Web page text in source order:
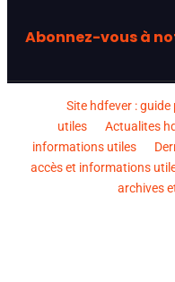
Abonnez-vous à
Site hdfever :
utiles
Actualites
informations utiles
accès et informations
archives